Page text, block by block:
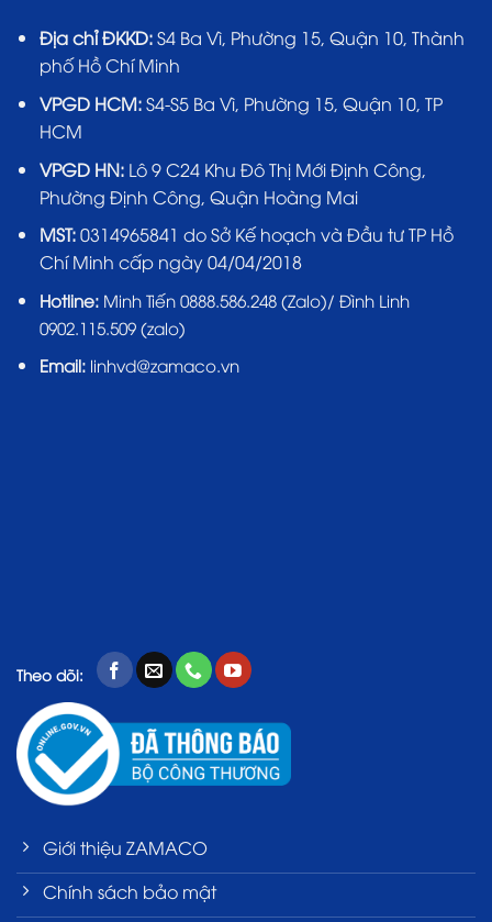
Địa chỉ ĐKKD:S4 Ba Vì, Phường 15, Quận 10, Thành
phố Hồ Chí Minh
VPGD HCM:S4-S5 Ba Vì, Phường 15, Quận 10, TP
HCM
VPGD HN:Lô 9 C24 Khu Đô Thị Mới Định Công,
Phường Định Công, Quận Hoàng Mai
MST:0314965841 do Sở Kế hoạch và Đầu tư TP Hồ
Chí Minh cấp ngày 04/04/2018
Hotline: Minh Tiến 0888.586.248 (Zalo)/ Đình Linh
0902.115.509 (zalo)
Email:linhvd@zamaco.vn
Theo dõi:
Giới thiệu ZAMACO
Chính sách bảo mật